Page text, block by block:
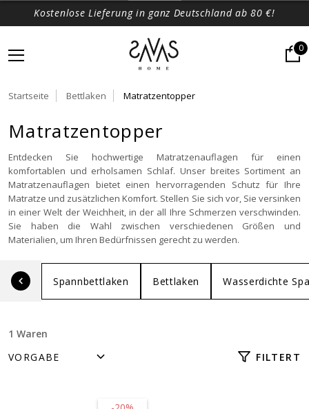
Kostenlose Lieferung in ganz Deutschland ab 80 €!
0
Startseite Bettlaken Matratzentopper
Matratzentopper
Entdecken Sie hochwertige Matratzenauflagen für einen
komfortablen und erholsamen Schlaf. Unser breites Sortiment an
Matratzenauflagen bietet einen hervorragenden Schutz für Ihre
Matratze und zusätzlichen Komfort. Stellen Sie sich vor, Sie versinken
in einer Welt der Weichheit, in der all Ihre Schmerzen verschwinden.
Sie haben die Wahl zwischen verschiedenen Größen und
Materialien, um Ihren Bedürfnissen gerecht zu werden.
Spannbettlaken Bettlaken Wasserdichte
1 Waren
FILTERT